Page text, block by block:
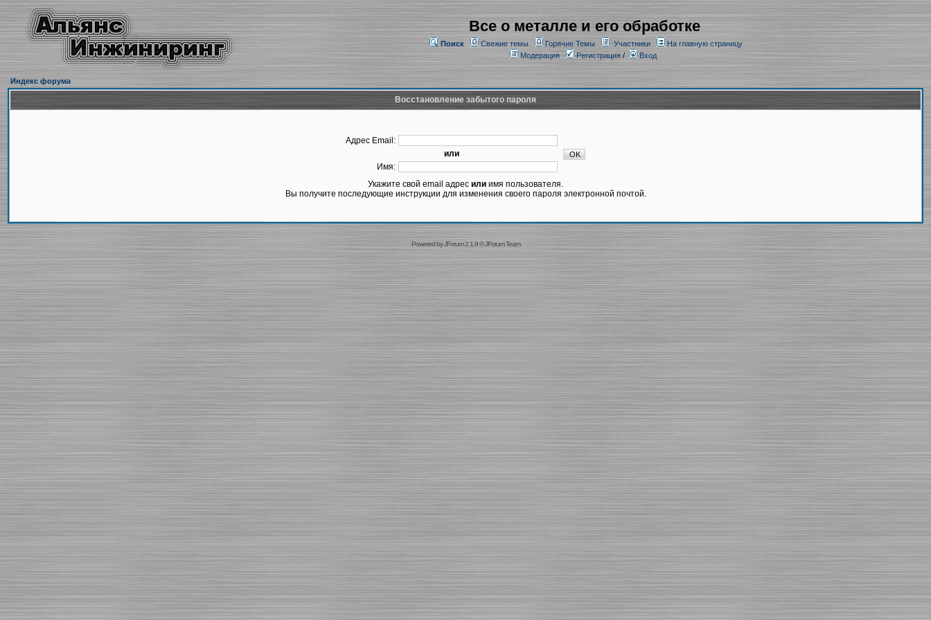
Все о металле и его обработке
Поиск Свежие темы Горячие Темы Участники
На главную страницу
Модерация
Регистрация/ Вход
Индекс форума
Восстановление забытого пароля
Адрес Email:
или
Имя:
Укажите свой email адрес или имя пользователя.
Вы получите последующие инструкции для изменения своего пароля электронной почтой.
Powered byJForum 2.1.9©JForum Team